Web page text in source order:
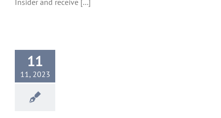
Insider and receive [...]
11
11, 2023